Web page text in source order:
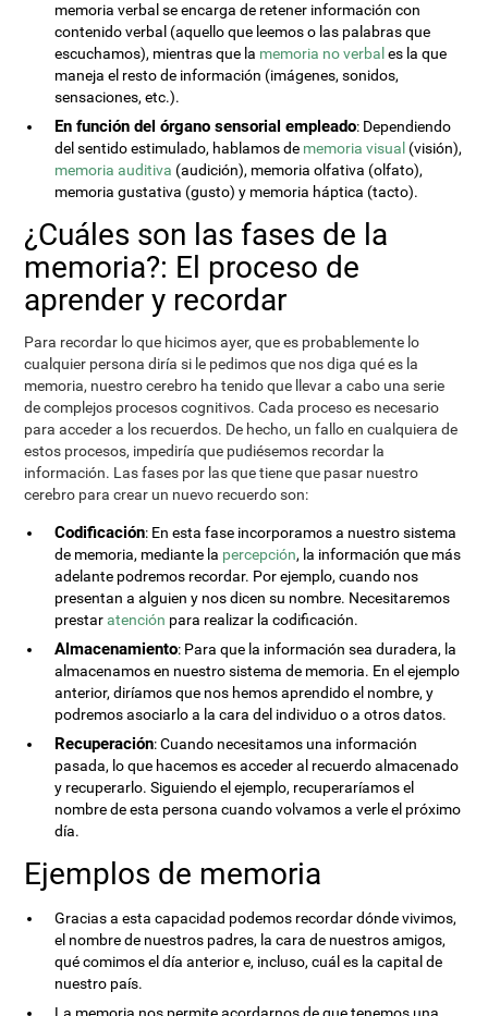
memoria verbal se encarga de retener información con
contenido verbal (aquello que leemos o las palabras que
escuchamos), mientras que la memoria no verbal es la que
maneja el resto de información (imágenes, sonidos,
sensaciones, etc.).
En función del órgano sensorial empleado: Dependiendo
del sentido estimulado, hablamos de memoria visual (visión),
memoria auditiva (audición), memoria olfativa (olfato),
memoria gustativa (gusto) y memoria háptica (tacto).
¿Cuáles son las fases de la
memoria?: El proceso de
aprender y recordar
Para recordar lo que hicimos ayer, que es probablemente lo
cualquier persona diría si le pedimos que nos diga qué es la
memoria, nuestro cerebro ha tenido que llevar a cabo una serie
de complejos procesos cognitivos. Cada proceso es necesario
para acceder a los recuerdos. De hecho, un fallo en cualquiera de
estos procesos, impediría que pudiésemos recordar la
información. Las fases por las que tiene que pasar nuestro
cerebro para crear un nuevo recuerdo son:
Codificación: En esta fase incorporamos a nuestro sistema
de memoria, mediante la percepción, la información que más
adelante podremos recordar. Por ejemplo, cuando nos
presentan a alguien y nos dicen su nombre. Necesitaremos
prestaratención para realizar la codificación.
Almacenamiento: Para que la información sea duradera, la
almacenamos en nuestro sistema de memoria. En el ejemplo
anterior, diríamos que nos hemos aprendido el nombre, y
podremos asociarlo a la cara del individuo o a otros datos.
Recuperación: Cuando necesitamos una información
pasada, lo que hacemos es acceder al recuerdo almacenado
y recuperarlo. Siguiendo el ejemplo, recuperaríamos el
nombre de esta persona cuando volvamos a verle el próximo
día.
Ejemplos de memoria
Gracias a esta capacidad podemos recordar dónde vivimos,
el nombre de nuestros padres, la cara de nuestros amigos,
qué comimos el día anterior e, incluso, cuál es la capital de
nuestro país.